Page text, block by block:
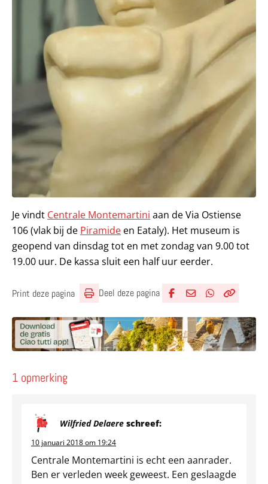
Je vindt Centrale Montemartini aan de Via Ostiense
106 (vlak bij de Piramide en Eataly). Het museum is
geopend van dinsdag tot en met zondag van 9.00 tot
19.00 uur. De kassa sluit een half uur eerder.
Print deze pagina Deel deze pagina
1 opmerking
Wilfried Delaere schreef:
10 januari 2018 om 19:24
Centrale Montemartini is echt een aanrader.
Ben er verleden week geweest. Een geslaagde